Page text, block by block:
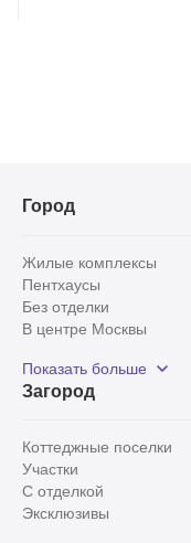
Город
Жилые комплексы
Пентхаусы
Без отделки
В центре Москвы
Рядом с парком
С панорамными окнами
Показать больше
Загород
Коттеджные поселки
Участки
С отделкой
Эксклюзивы